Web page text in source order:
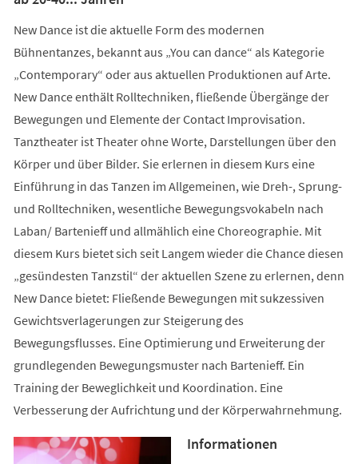
New Dance ist die aktuelle Form des modernen
Bühnentanzes, bekannt aus „You can dance“ als Kategorie
„Contemporary“ oder aus aktuellen Produktionen auf Arte.
New Dance enthält Rolltechniken, fließende Übergänge der
Bewegungen und Elemente der Contact Improvisation.
Tanztheater ist Theater ohne Worte, Darstellungen über den
Körper und über Bilder. Sie erlernen in diesem Kurs eine
Einführung in das Tanzen im Allgemeinen, wie Dreh-, Sprung-
und Rolltechniken, wesentliche Bewegungsvokabeln nach
Laban/ Bartenieff und allmählich eine Choreographie. Mit
diesem Kurs bietet sich seit Langem wieder die Chance diesen
„gesündesten Tanzstil“ der aktuellen Szene zu erlernen, denn
New Dance bietet: Fließende Bewegungen mit sukzessiven
Gewichtsverlagerungen zur Steigerung des
Bewegungsflusses. Eine Optimierung und Erweiterung der
grundlegenden Bewegungsmuster nach Bartenieff. Ein
Training der Beweglichkeit und Koordination. Eine
Verbesserung der Aufrichtung und der Körperwahrnehmung.
Informationen